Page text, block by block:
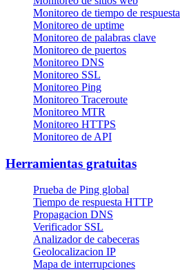
Monitoreo de tiempo de respuesta
Monitoreo de uptime
Monitoreo de palabras clave
Monitoreo de puertos
Monitoreo DNS
Monitoreo SSL
Monitoreo Ping
Monitoreo Traceroute
Monitoreo MTR
Monitoreo HTTPS
Monitoreo de API
Herramientas gratuitas
Prueba de Ping global
Tiempo de respuesta HTTP
Propagacion DNS
Verificador SSL
Analizador de cabeceras
Geolocalizacion IP
Mapa de interrupciones